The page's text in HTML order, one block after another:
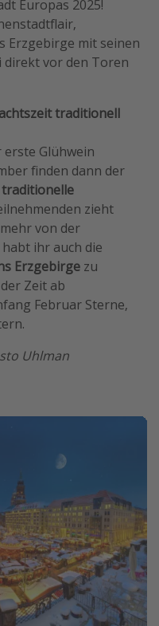
Europas 2025!
Erzgebirge mit seinen
direkt vor den Toren
traditionell
Glühwein
finden dann der
traditionelle
zieht
von der
ihr auch die
Erzgebirge zu
Zeit ab
Februar Sterne,
Uhlman